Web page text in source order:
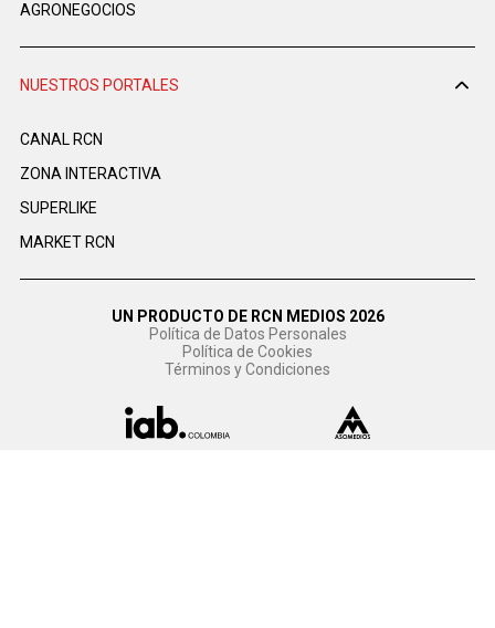
AGRONEGOCIOS
NUESTROS PORTALES
CANAL RCN
ZONA INTERACTIVA
SUPERLIKE
MARKET RCN
UN PRODUCTO DE RCN MEDIOS 2026
Política de Datos Personales
Política de Cookies
Términos y Condiciones